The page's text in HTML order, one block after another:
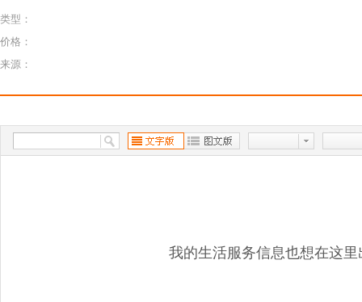
类型：
价格：
来源：
我的生活服务信息也想在这里